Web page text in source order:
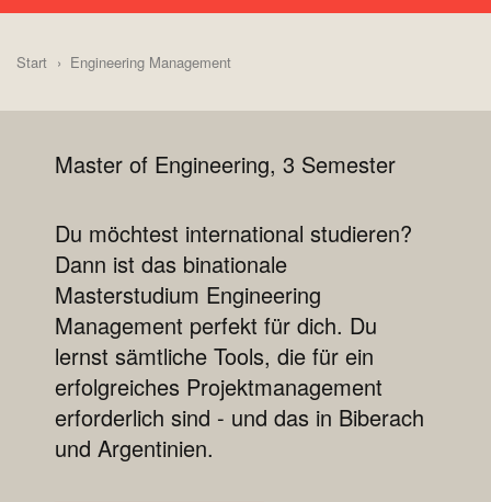
Start Engineering Management
Master of Engineering, 3 Semester
Du möchtest international studieren?
Dann ist das binationale
Masterstudium Engineering
Management perfekt für dich. Du
lernst sämtliche Tools, die für ein
erfolgreiches Projektmanagement
erforderlich sind - und das in Biberach
und Argentinien.